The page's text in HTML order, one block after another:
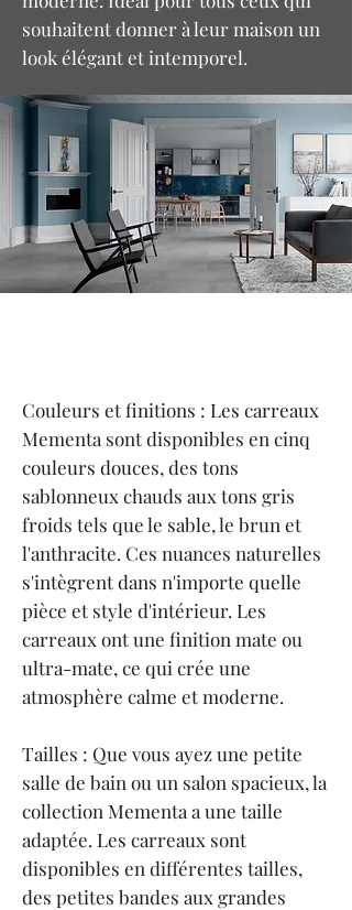
souhaitent donner à leur maison un
look élégant et intemporel.
Couleurs et finitions : Les carreaux
Mementa sont disponibles en cinq
couleurs douces, des tons
sablonneux chauds aux tons gris
froids tels que le sable, le brun et
l'anthracite. Ces nuances naturelles
s'intègrent dans n'importe quelle
pièce et style d'intérieur. Les
carreaux ont une finition mate ou
ultra-mate, ce qui crée une
atmosphère calme et moderne.
Tailles : Que vous ayez une petite
salle de bain ou un salon spacieux, la
collection Mementa a une taille
adaptée. Les carreaux sont
disponibles en différentes tailles,
des petites bandes aux grandes